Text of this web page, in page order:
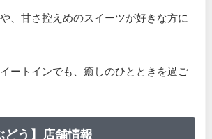
、甘さ控えめのスイーツが好きな方に
ートインでも、癒しのひとときを過ご
どう】店舗情報